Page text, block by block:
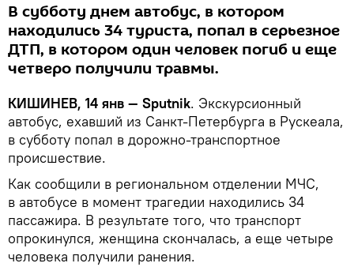
В субботу днем автобус, в котором
находились 34 туриста, попал в серьезное
ДТП, в котором один человек погиб и еще
четверо получили травмы.
КИШИНЕВ, 14 янв — Sputnik. Экскурсионный
автобус, ехавший из Санкт-Петербурга в Рускеала,
в субботу попал в дорожно-транспортное
происшествие.
Как сообщили в региональном отделении МЧС,
в автобусе в момент трагедии находились 34
пассажира. В результате того, что транспорт
опрокинулся, женщина скончалась, а еще четыре
человека получили ранения.